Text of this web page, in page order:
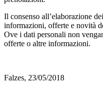
Il consenso all’elaborazione
informazioni, offerte e novità
Ove i dati personali non
offerte o altre informazioni.
Falzes, 23/05/2018